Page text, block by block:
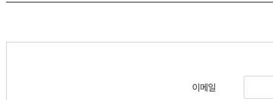
이메일